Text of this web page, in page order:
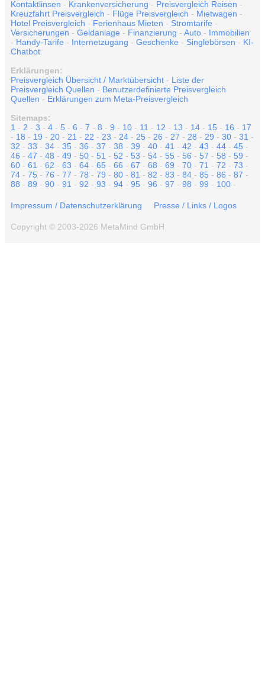
Kontaktlinsen - Krankenversicherung - Preisvergleich Reisen -
Kreuzfahrt Preisvergleich - Flüge Preisvergleich - Mietwagen -
Hotel Preisvergleich - Ferienhaus Mieten - Stromtarife -
Versicherungen - Geldanlage - Finanzierung - Auto - Immobilien
- Handy-Tarife - Internetzugang - Geschenke - Singlebörsen - KI-
Chatbot
Erklärungen:
Preisvergleich Übersicht / Marktübersicht - Liste der
Preisvergleich Quellen - Benutzerdefinierte Preisvergleich
Quellen - Erklärungen zum Meta-Preisvergleich
Sitemaps:
1 - 2 - 3 - 4 - 5 - 6 - 7 - 8 - 9 - 10 - 11 - 12 - 13 - 14 - 15 - 16 - 17
- 18 - 19 - 20 - 21 - 22 - 23 - 24 - 25 - 26 - 27 - 28 - 29 - 30 - 31 -
32 - 33 - 34 - 35 - 36 - 37 - 38 - 39 - 40 - 41 - 42 - 43 - 44 - 45 -
46 - 47 - 48 - 49 - 50 - 51 - 52 - 53 - 54 - 55 - 56 - 57 - 58 - 59 -
60 - 61 - 62 - 63 - 64 - 65 - 66 - 67 - 68 - 69 - 70 - 71 - 72 - 73 -
74 - 75 - 76 - 77 - 78 - 79 - 80 - 81 - 82 - 83 - 84 - 85 - 86 - 87 -
88 - 89 - 90 - 91 - 92 - 93 - 94 - 95 - 96 - 97 - 98 - 99 - 100 -
Impressum / Datenschutzerklärung Presse / Links / Logos
Copyright © 2003-2026 MetaMind GmbH